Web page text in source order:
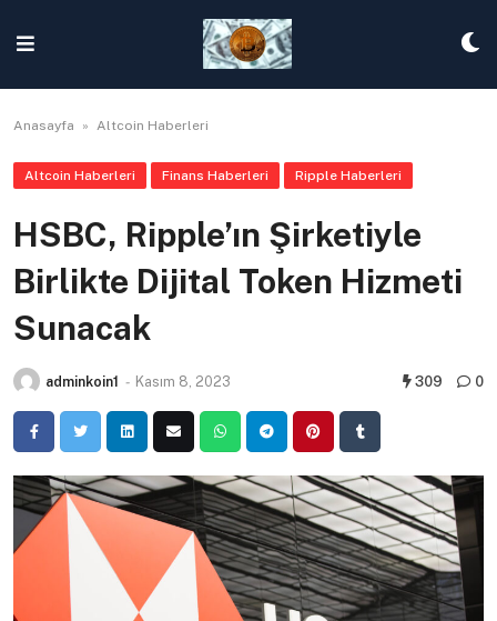
content
Anasayfa » Altcoin Haberleri
Altcoin Haberleri Finans Haberleri Ripple Haberleri
HSBC, Ripple’ın Şirketiyle
Birlikte Dijital Token Hizmeti
Sunacak
adminkoin1 - Kasım 8, 2023 309 0